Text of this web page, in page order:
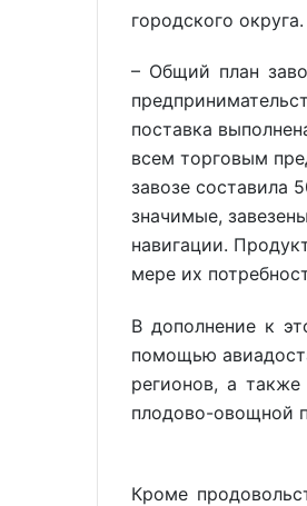
городского округа.
– Общий план
поставка
всем торговым
завозе составила
значимые,
навигации.
мере их
В дополнение к
помощью
регионов, а также
плодово-овощной
Кроме